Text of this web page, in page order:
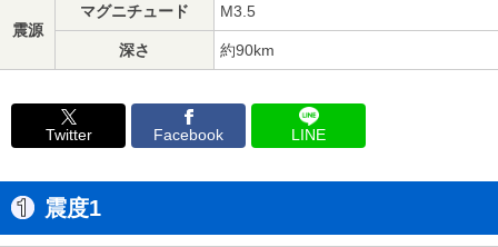
震源
マグニチュード M3.5
深さ 約90km
Twitter Facebook LINE
震度1